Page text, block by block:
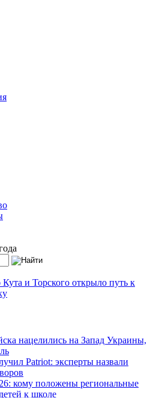
и Торского открыло путь к
нацелились на Запад Украины,
Patriot: эксперты назвали
кому положены региональные
к школе